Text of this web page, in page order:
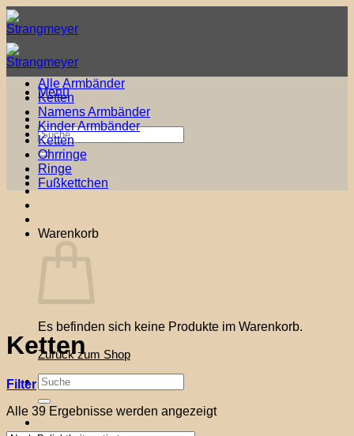
Zum
Inhalt
springen
Menü
Suche
nach:
Warenkorb
Es befinden sich keine Produkte im Warenkorb.
Zurück zum Shop
Suche
nach:
Alle Armbänder
Ketten
Namens Armbänder
Kinder Armbänder
Ketten
Ohrringe
Ringe
Fußkettchen
Ketten
Filter
Alle 39 Ergebnisse werden angezeigtNach